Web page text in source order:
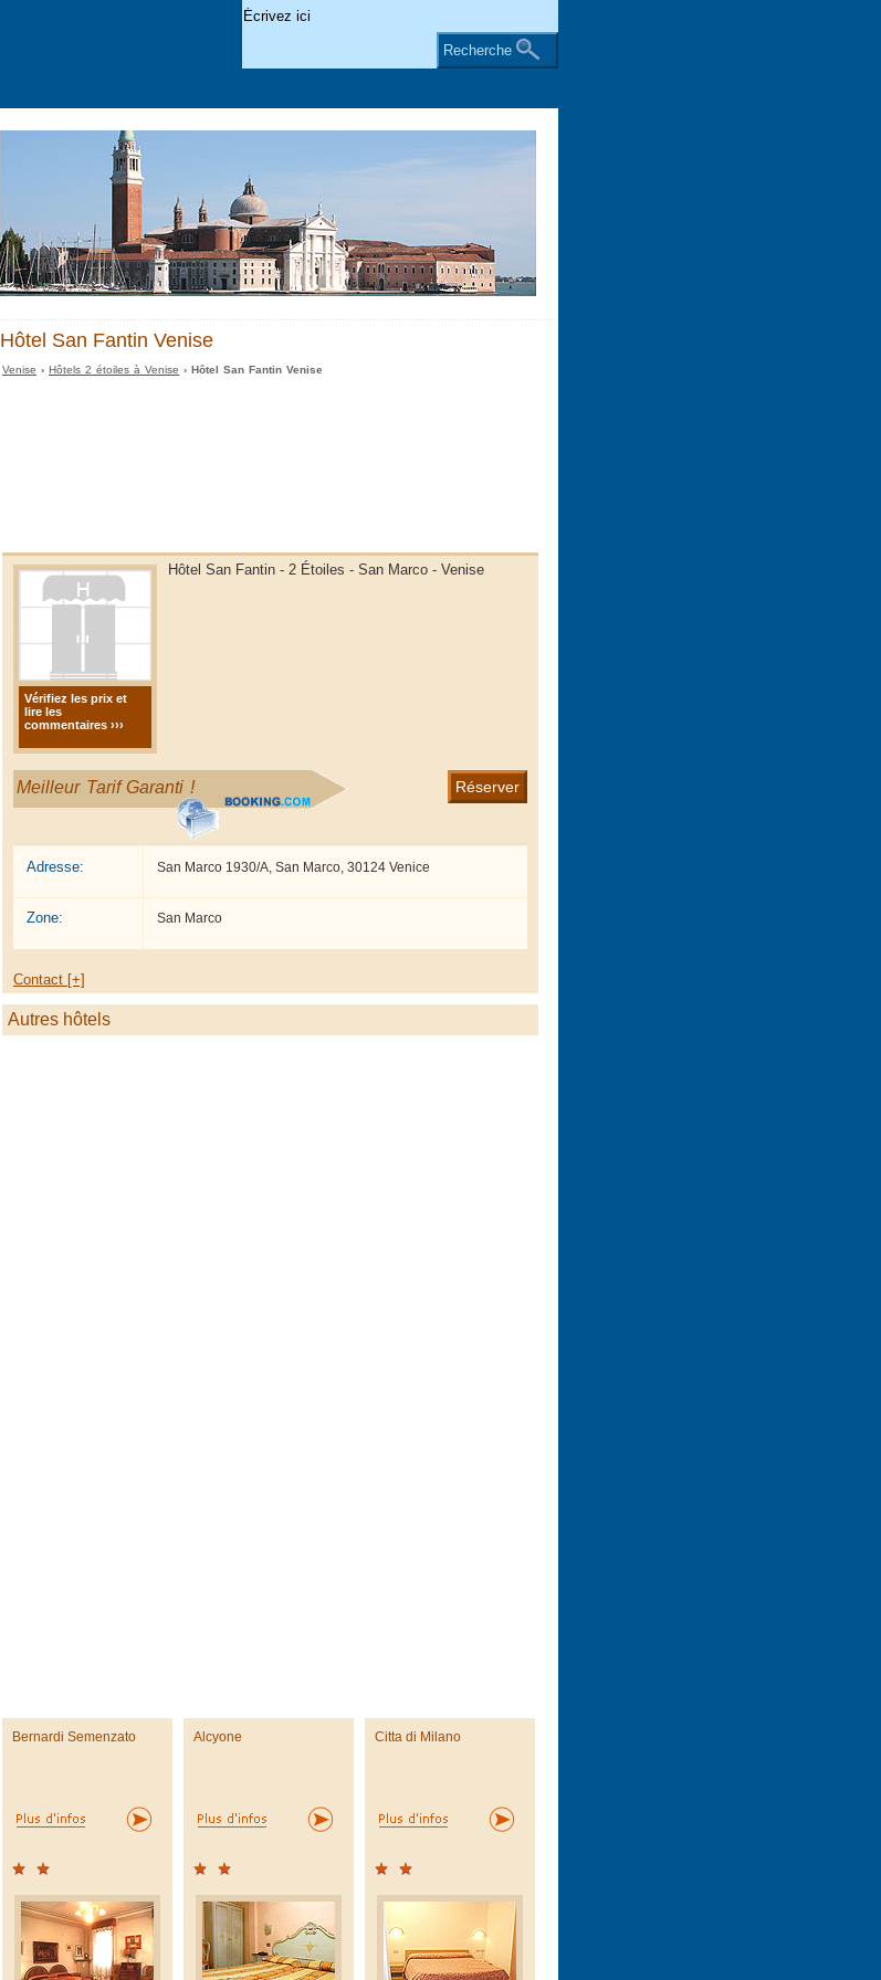
Hôtel San Fantin Venise
Venise ›Hôtels 2 étoiles à Venise › Hôtel San Fantin Venise
Vérifiez les prix et
lire les
commentaires ›››
Hôtel San Fantin - 2 Étoiles - San Marco - Venise
Meilleur Tarif Garanti ! Réserver
Adresse: San Marco 1930/A, San Marco, 30124 Venice
Zone: San Marco
Contact [+]
Autres hôtels
Bernardi Semenzato Alcyone Citta di Milano
Recherche